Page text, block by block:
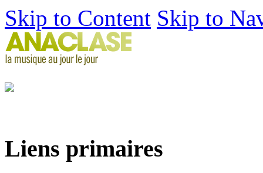
Skip to Content Skip to
Liens primaires